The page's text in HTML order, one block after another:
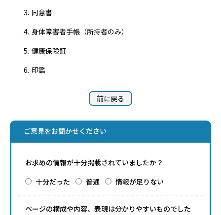
同意書
身体障害者手帳（所持者のみ）
健康保険証
印鑑
前に戻る
ご意見をお聞かせください
お求めの情報が十分掲載されていましたか？
十分だった
普通 情報が足りない
ページの構成や内容、表現は分かりやすいものでした